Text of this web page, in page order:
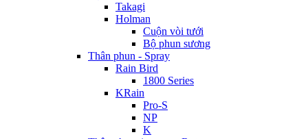
Takagi
Holman
Cuộn vòi tưới
Bộ phun sương
Thân phun - Spray
Rain Bird
1800 Series
KRain
Pro-S
NP
K